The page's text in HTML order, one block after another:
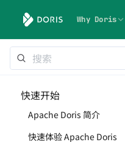
Why Doris
快速开始
Apache Doris 简介
快速体验 Apache Doris